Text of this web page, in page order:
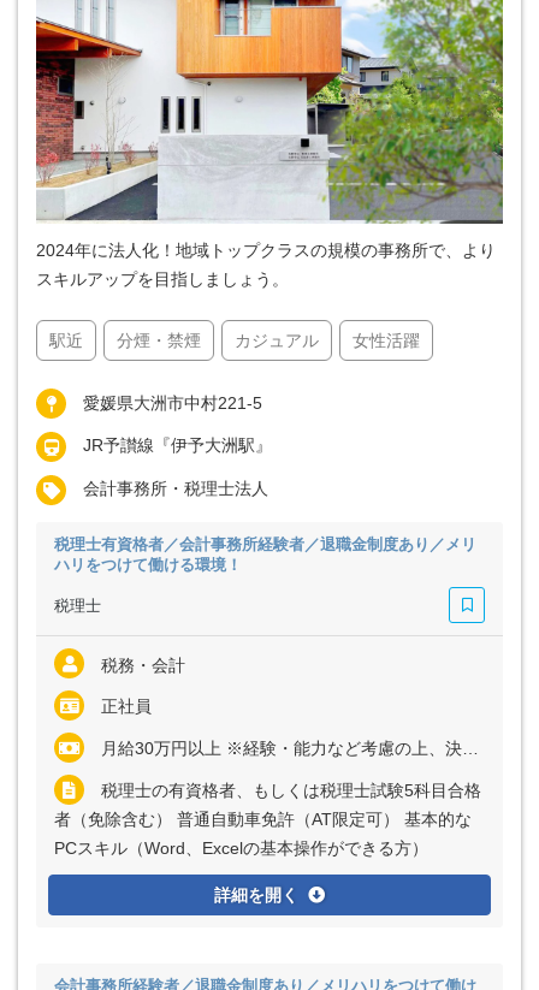
2024年に法人化！地域トップクラスの規模の事務所で、より
スキルアップを目指しましょう。
駅近 分煙・禁煙 カジュアル 女性活躍
愛媛県大洲市中村221-5
JR予讃線『伊予大洲駅』
会計事務所・税理士法人
税理士有資格者／会計事務所経験者／退職金制度あり／メリ
ハリをつけて働ける環境！
税理士
税務・会計
正社員
月給30万円以上 ※経験・能力など考慮の上、決定いたします ※残業代は全額支給
税理士の有資格者、もしくは税理士試験5科目合格
者（免除含む） 普通自動車免許（AT限定可） 基本的な
PCスキル（Word、Excelの基本操作ができる方）
詳細を開く
会計事務所経験者／退職金制度あり／メリハリをつけて働け